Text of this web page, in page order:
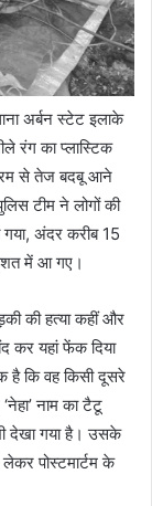
अर्बन स्टेट इलाके
रंग का प्लास्टिक
से तेज बदबू आने
टीम ने लोगों की
अंदर करीब 15
में आ गए।
की हत्या कहीं और
कर यहां फेंक दिया
कि वह किसी दूसरे
नाम का टैटू
देखा गया है। उसके
पोस्टमार्टम के